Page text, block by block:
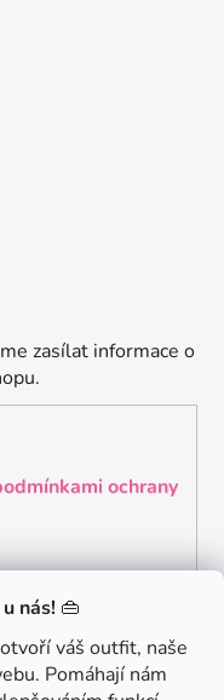
nás! 👜
váš outfit, naše
Pomáhají nám
zasílat informace o
ochrany
nákup? Přihlaste